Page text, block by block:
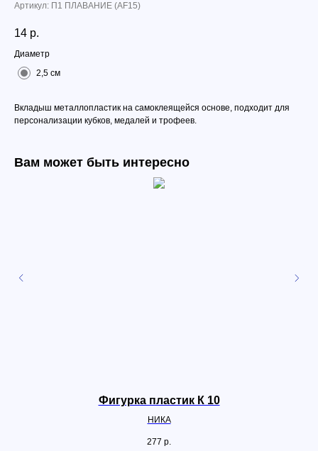
Артикул: П1 ПЛАВАНИЕ (АF15)
14 р.
Диаметр
2,5 см
Вкладыш металлопластик на самоклеящейся основе, подходит для
персонализации кубков, медалей и трофеев.
Вам может быть интересно
Фигурка пластик К 10
НИКА
277 р.